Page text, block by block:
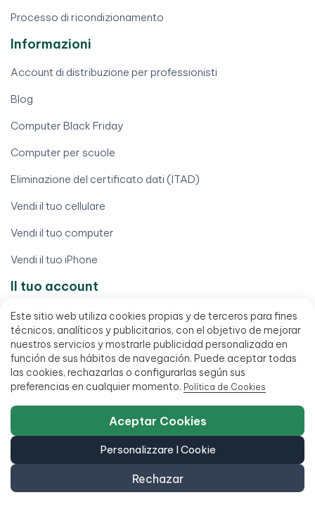
Este sitio web utiliza cookies propias y de terceros para fines
técnicos, analíticos y publicitarios, con el objetivo de mejorar
nuestros servicios y mostrarle publicidad personalizada en
función de sus hábitos de navegación. Puede aceptar todas
las cookies, rechazarlas o configurarlas según sus
preferencias en cualquier momento. Política de Cookies
Rechazar
Personalizzare I Cookie
Aceptar Cookies
Processo di ricondizionamento
Informazioni
Account di distribuzione per professionisti
Blog
Computer Black Friday
Computer per scuole
Eliminazione del certificato dati (ITAD)
Vendi il tuo cellulare
Vendi il tuo computer
Vendi il tuo iPhone
Il tuo account
Diritto di recesso
Elaborare una garanzia
I miei ordini
Il mio conto
Scarica la mia fattura